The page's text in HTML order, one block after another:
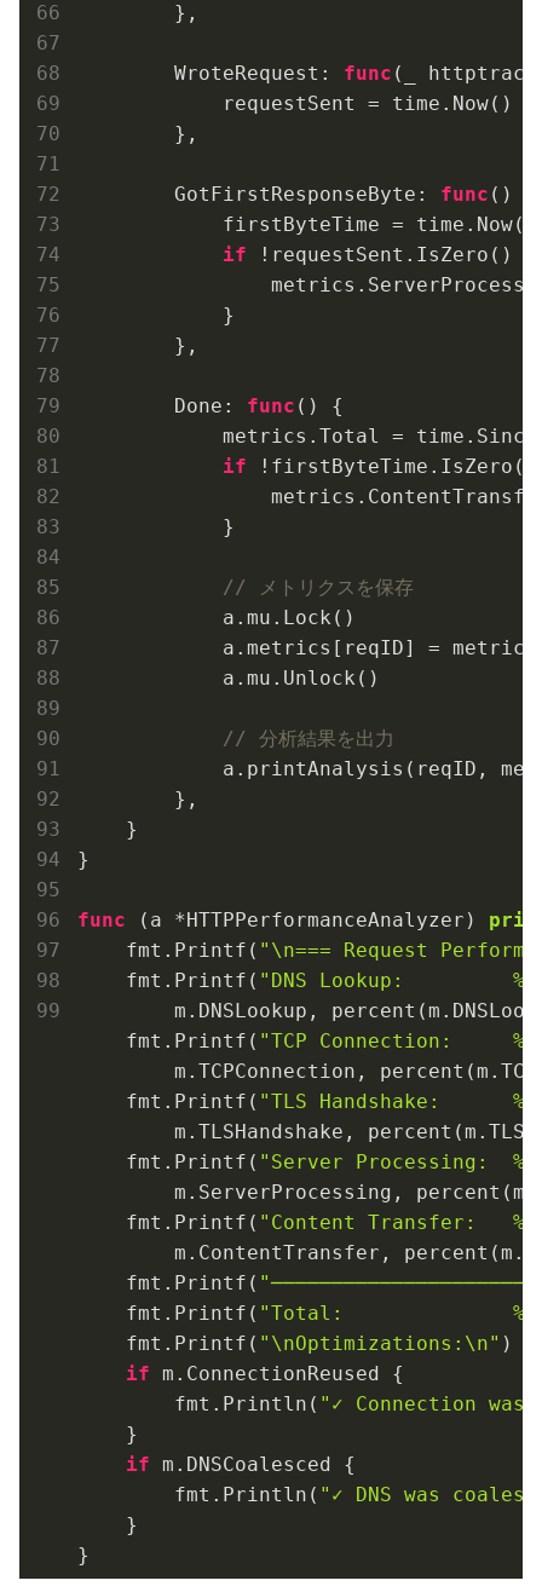
        },
        WroteRequest:
func (_
            requestSent = time.Now()
        },
        GotFirstResponseByte:
func ()
            firstByteTime = time.Now()
if !requestSent.IsZero() {
            }
        },
        Done:
func ()
{
metrics.Total =
if
            }
// メトリクスを保存
            a.mu.Lock()
            a.metrics[reqID] = metrics
            a.mu.Unlock()
// 分析結果を出力
a.printAnalysis(reqID,
        },
    }
}
func (a *HTTPPerformanceAnalyzer)
    fmt.Printf(
"\n=== Request
    fmt.Printf(
"DNS Lookup:
m.DNSLookup,
    fmt.Printf(
"TCP Connection:
m.TCPConnection,
    fmt.Printf(
"TLS Handshake:
m.TLSHandshake,
    fmt.Printf(
"Server Processing:
m.ServerProcessing,
    fmt.Printf(
"Content Transfer:
m.ContentTransfer,
    fmt.Printf(
    fmt.Printf(
"Total:
    fmt.Printf(
"\nOptimizations:\n" )
if m.ConnectionReused {
        fmt.Println(
"✓ Connection was
    }
if m.DNSCoalesced {
        fmt.Println(
"✓ DNS was
    }